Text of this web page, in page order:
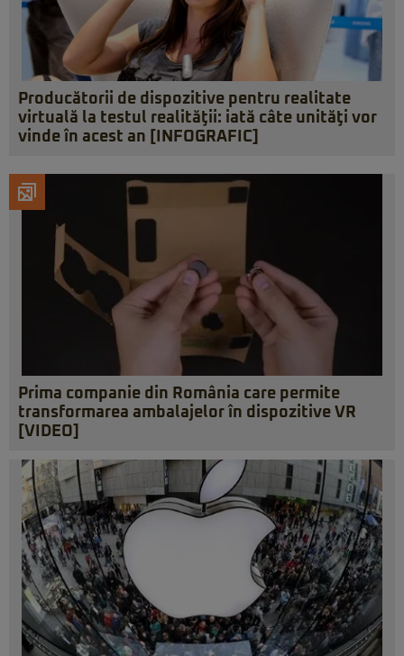
Producătorii de dispozitive pentru realitate
virtuală la testul realităţii: iată câte unităţi vor
vinde în acest an [INFOGRAFIC]
Prima companie din România care permite
transformarea ambalajelor în dispozitive VR
[VIDEO]